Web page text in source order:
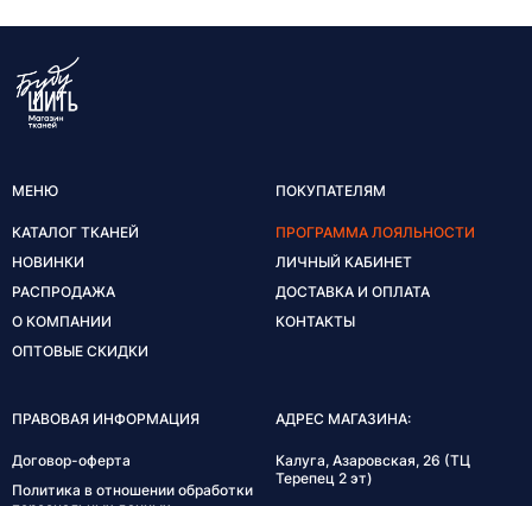
МЕНЮ
КАТАЛОГ ТКАНЕЙ
НОВИНКИ
РАСПРОДАЖА
О КОМПАНИИ
ОПТОВЫЕ СКИДКИ
ПОКУПАТЕЛЯМ
ПРОГРАММА ЛОЯЛЬНОСТИ
ЛИЧНЫЙ КАБИНЕТ
ДОСТАВКА И ОПЛАТА
КОНТАКТЫ
ПРАВОВАЯ ИНФОРМАЦИЯ
Договор-оферта
Политика в отношении обработки
АДРЕС МАГАЗИНА:
Калуга, Азаровская, 26 (ТЦ
Терепец 2 эт)